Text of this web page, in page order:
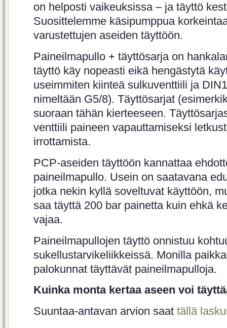
on helposti vaikeuksissa – ja täyttö
Suosittelemme käsipumppua
varustettujen aseiden täyttöön.
Paineilmapullo + täyttösarja on
täyttö käy nopeasti eikä hengästytä
useimmiten kiinteä sulkuventtiili ja
nimeltään G5/8). Täyttösarjat
suoraan tähän kierteeseen.
venttiili paineen vapauttamiseksi
irrottamista.
PCP-aseiden täyttöön kannattaa
paineilmapullo. Usein on saatavana
jotka nekin kyllä soveltuvat käyttöön,
saa täyttä 200 bar painetta kuin ehkä
vajaa.
Paineilmapullojen täyttö onnistuu
sukellustarvikeliikkeissä. Monilla
palokunnat täyttävät paineilmapulloja.
Kuinka monta kertaa aseen voi
Suuntaa-antavan arvion saat tällä